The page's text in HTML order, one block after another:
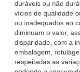
duráveis ou não
vícios de qualidade
ou inadequados ao
diminuam o valor,
disparidade, com a
embalagem,
respeitadas as